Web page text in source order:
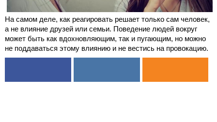
На самом деле, как реагировать решает только сам человек,
а не влияние друзей или семьи. Поведение людей вокруг
может быть как вдохновляющим, так и пугающим, но можно
не поддаваться этому влиянию и не вестись на провокацию.